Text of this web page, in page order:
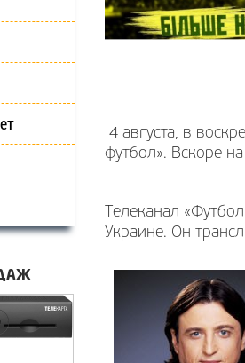
4 августа, в
футбол». Вскоре
Телеканал
Украине. Он